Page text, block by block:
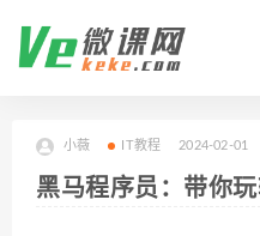
小薇 IT教程 2024-02-01
黑马程序员：带你